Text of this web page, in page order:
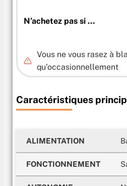
N’achetez pas si …
Vous ne vous rasez à
qu’occasionnellement
Caractéristiques
ALIMENTATION
FONCTIONNEMENT